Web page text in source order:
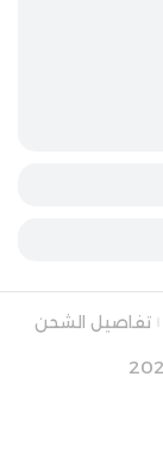
تفاصيل الشحن